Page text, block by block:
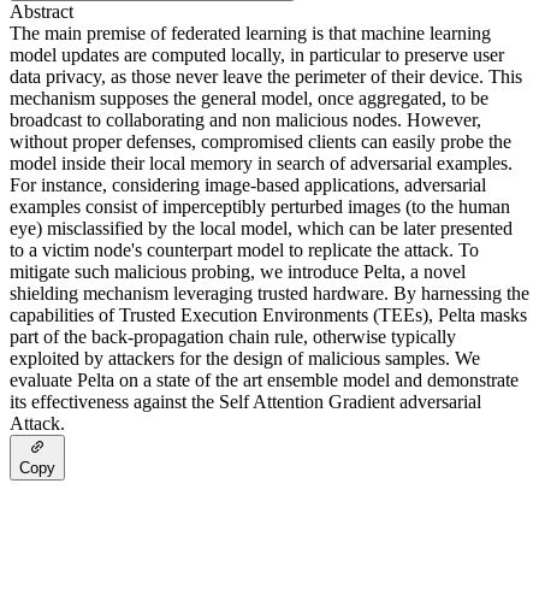
Abstract
The main premise of federated learning is that machine learning
model updates are computed locally, in particular to preserve user
data privacy, as those never leave the perimeter of their device. This
mechanism supposes the general model, once aggregated, to be
broadcast to collaborating and non malicious nodes. However,
without proper defenses, compromised clients can easily probe the
model inside their local memory in search of adversarial examples.
For instance, considering image-based applications, adversarial
examples consist of imperceptibly perturbed images (to the human
eye) misclassified by the local model, which can be later presented
to a victim node's counterpart model to replicate the attack. To
mitigate such malicious probing, we introduce Pelta, a novel
shielding mechanism leveraging trusted hardware. By harnessing the
capabilities of Trusted Execution Environments (TEEs), Pelta masks
part of the back-propagation chain rule, otherwise typically
exploited by attackers for the design of malicious samples. We
evaluate Pelta on a state of the art ensemble model and demonstrate
its effectiveness against the Self Attention Gradient adversarial
Attack.
Copy